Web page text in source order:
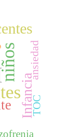
Infancia
ansiedad
TOC